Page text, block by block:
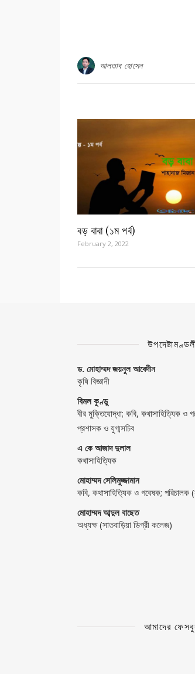
আলতাব হোসেন
বড় বাবা (১ম পর্ব)
February 2, 2022
ড. মোহাম্মদ জয়নুল আবেদীন
কৃষি বিজ্ঞানী
বিমল কুণ্ডু
বীর মুক্তিযোদ্ধা; কবি, কথাসাহিত্যিক ও
প্রশাসক ও যুগ্মসচিব
এ কে আজাদ দুলাল
কথাসাহিত্যিক
মোহাম্মদ সেলিমুজ্জামান
কবি, কথাসাহিত্যিক ও গবেষক; পরিচালক
মোহাম্মদ আব্দুল বাছেত
অধ্যক্ষ (সাতবাড়িয়া ডিগ্রী কলেজ)
আমাদের